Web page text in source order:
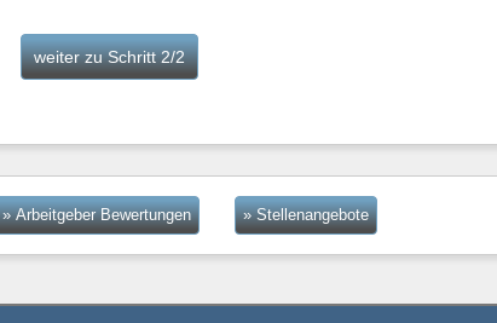
» Arbeitgeber Bewertungen » Stellenangebote